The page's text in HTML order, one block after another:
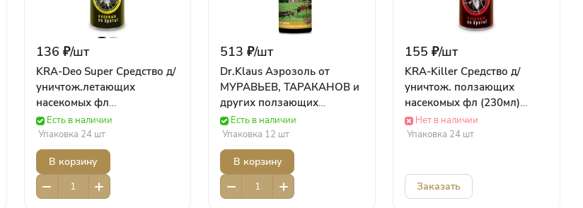
136 ₽/шт
KRA-Deo Super Средство д/
уничтож.летающих
насекомых фл
(300см.куб/250мл) (жел)
ИО43 Ваше Хозяйство
Химия
Есть в наличии
Упаковка 24 шт
В корзину
513 ₽/шт
Dr.Klaus Аэрозоль от
МУРАВЬЕВ, ТАРАКАНОВ и
других ползающих
насекомых, баллон 600 мл/
12 Химия Bona Forte
Есть в наличии
Упаковка 12 шт
В корзину
155 ₽/шт
KRA-Killer Средство д/
уничтож. ползающих
насекомых фл (230мл)
(крас) Ваше Хозяйство
Химия
Нет в наличии
Упаковка 24 шт
Заказать